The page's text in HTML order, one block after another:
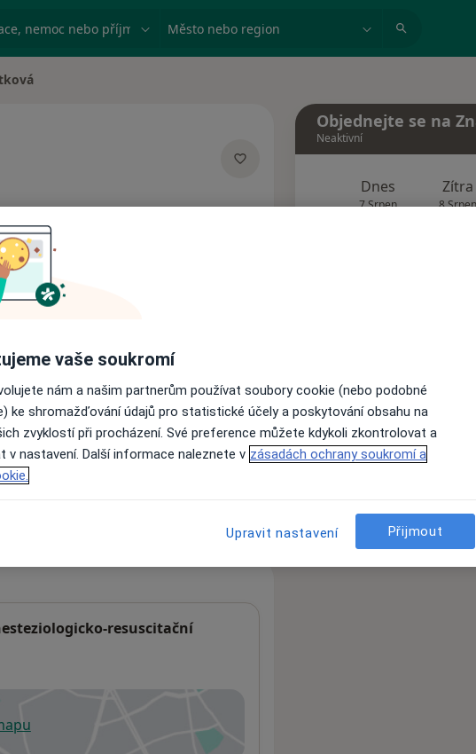
nemoc nebo příjmení Město nebo region
Rezervovat termín
Názory pacientů
nejsou k dispozici
informace o svých službách.
resuscitační
v nové záložce
Objednejte se na
Neaktivní
Dnes
7 Srpen
Zítra
8
Tento
vaše soukromí
nám a našim partnerům používat soubory cookie (nebo podobné
ke shromažďování údajů pro statistické účely a poskytování obsahu na
zvyklostí při procházení. Své preference můžete kdykoli zkontrolovat a
v nastavení. Další informace naleznete v zásadách ochrany soukromí a
Upravit nastavení Přijmout